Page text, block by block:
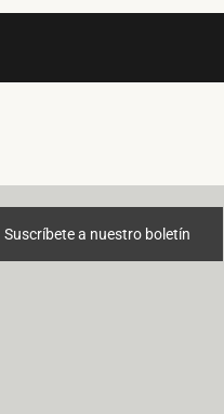
Suscríbete a nuestro boletín